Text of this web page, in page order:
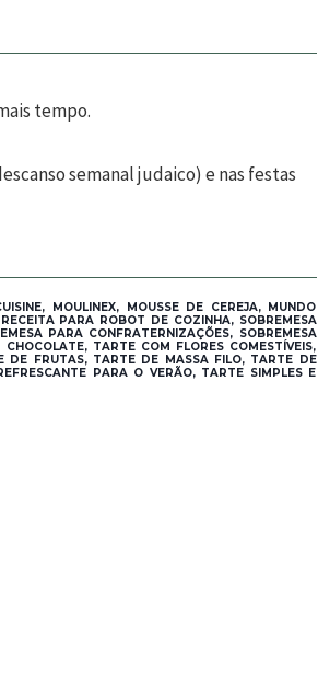
tempo.
semanal judaico) e nas festas
MOULINEX, MOUSSE DE CEREJA, MUNDO
PARA ROBOT DE COZINHA, SOBREMESA
PARA CONFRATERNIZAÇÕES, SOBREMESA
TARTE COM FLORES COMESTÍVEIS,
DE FRUTAS, TARTE DE MASSA FILO, TARTE DE
PARA O VERÃO, TARTE SIMPLES E